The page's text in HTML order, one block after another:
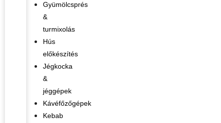
Gyümölcsprés
&
turmixolás
Hús
előkészítés
Jégkocka
&
jéggépek
Kávéfőzőgépek
Kebab